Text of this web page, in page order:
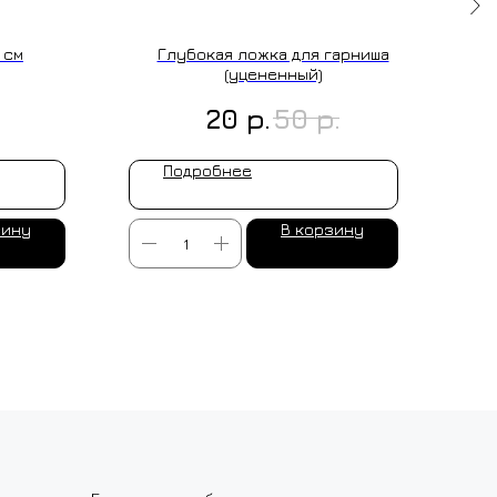
см
Глубокая ложка для гарниша
(уцененный)
20 р.50 р.
Подробнее
В корзину